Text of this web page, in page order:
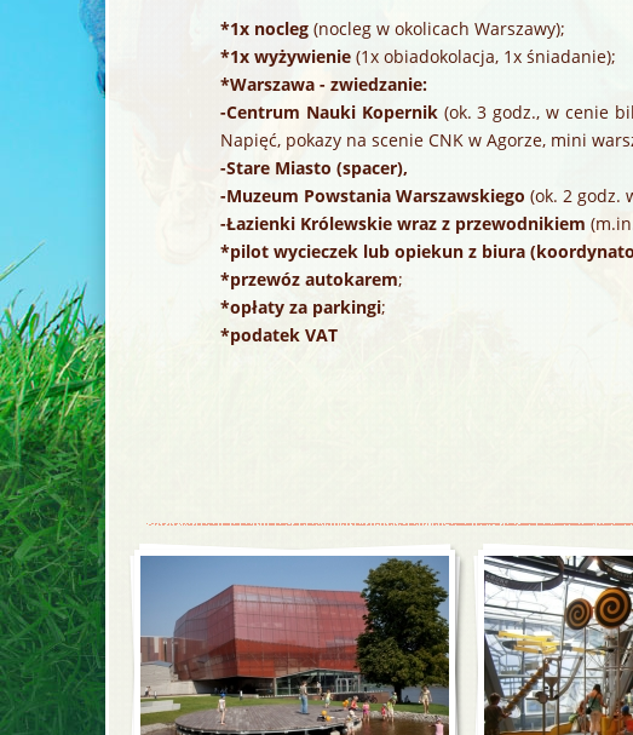
*1x nocleg (nocleg w okolicach Warszawy);
*1x wyżywienie (1x obiadokolacja, 1x śniadanie);
*Warszawa - zwiedzanie:
-Centrum Nauki Kopernik (ok. 3 godz., w cenie
Napięć, pokazy na scenie CNK w Agorze, mini
-Stare Miasto (spacer),
-Muzeum Powstania Warszawskiego (ok. 2 godz.
-Łazienki Królewskie wraz z przewodnikiem
*pilot wycieczek lub opiekun z biura
*przewóz autokarem;
*opłaty za parkingi;
*podatek VAT